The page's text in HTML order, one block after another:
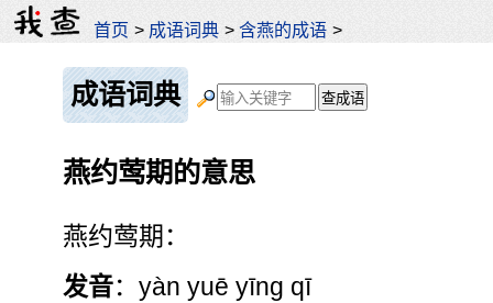
首页 > 成语词典 >含燕的成语 >
成语词典
燕约莺期的意思
燕约莺期：
发音：yàn yuē yīng qī